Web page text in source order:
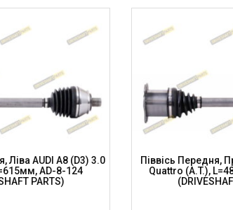
Ліва AUDI A8 (D3) 3.0
AD-8-124
PARTS)
Піввісь Передня,
Quattro (A.T.),